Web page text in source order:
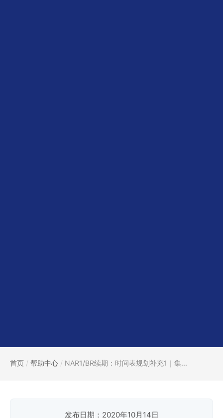
首页 / 帮助中心 / NAR1/BR续期：时间表规划补充1｜集...
发布日期：2020年10月14日